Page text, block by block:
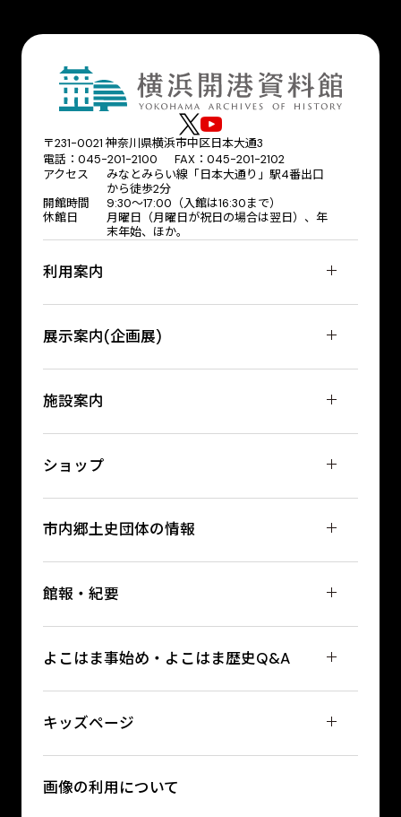
〒231-0021 神奈川県横浜市中区日本大通3
電話：045-201-2100 FAX：045-201-2102
アクセス
みなとみらい線「日本大通り」駅4番出口
から徒歩2分
開館時間
9:30〜17:00（入館は16:30まで）
休館日
月曜日（月曜日が祝日の場合は翌日）、年
末年始、ほか。
利用案内
展示案内(企画展)
施設案内
ショップ
市内郷土史団体の情報
館報・紀要
よこはま事始め・よこはま歴史Q&A
キッズページ
画像の利用について